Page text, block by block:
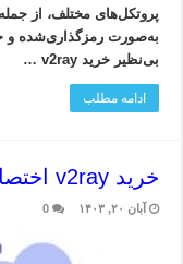
بی‌نظیر خرید v2ray …
ادامه مطلب
خرید v2ray اختصاصی
آبان ۲۰, ۱۴۰۳ 0